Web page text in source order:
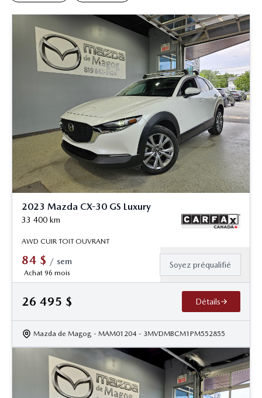
2023 Mazda CX-30 GS Luxury
33 400 km
AWD CUIR TOIT OUVRANT
84 $ / sem
Achat 96 mois
Soyez préqualifié
26 495 $ Détails
Mazda de Magog - MAM01204 - 3MVDMBCM1PM552855